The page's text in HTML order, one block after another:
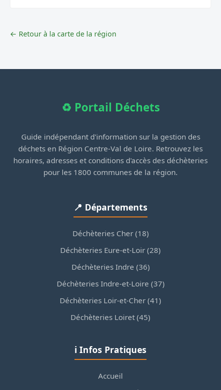
← Retour à la carte de la région
♻️ Portail Déchets
Guide indépendant d'information sur la gestion des
déchets en Région Centre-Val de Loire. Retrouvez les
horaires, adresses et conditions d'accès des déchèteries
pour les 1800 communes de la région.
📍 Départements
Déchèteries Cher (18)
Déchèteries Eure-et-Loir (28)
Déchèteries Indre (36)
Déchèteries Indre-et-Loire (37)
Déchèteries Loir-et-Cher (41)
Déchèteries Loiret (45)
ℹ️ Infos Pratiques
Accueil